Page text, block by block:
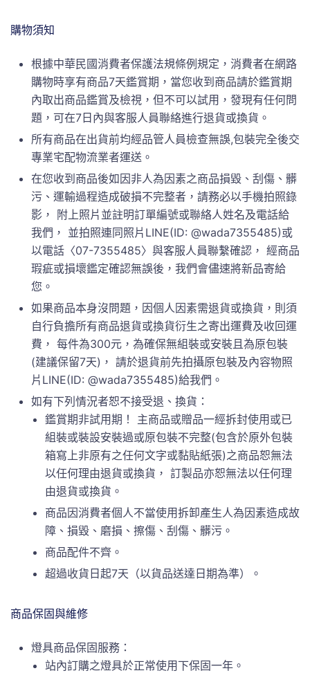
購物須知
根據中華民國消費者保護法規條例規定，消費者在網路
購物時享有商品7天鑑賞期，當您收到商品請於鑑賞期
內取出商品鑑賞及檢視，但不可以試用，發現有任何問
題，可在7日內與客服人員聯絡進行退貨或換貨。
所有商品在出貨前均經品管人員檢查無誤,包裝完全後交
專業宅配物流業者運送。
在您收到商品後如因非人為因素之商品損毀、刮傷、髒
污、運輸過程造成破損不完整者，請務必以手機拍照錄
影， 附上照片並註明訂單編號或聯絡人姓名及電話給
我們， 並拍照連同照片LINE(ID: @wada7355485)或
以電話〈07-7355485〉與客服人員聯繫確認， 經商品
瑕疵或損壞鑑定確認無誤後，我們會儘速將新品寄給
您。
如果商品本身沒問題，因個人因素需退貨或換貨，則須
自行負擔所有商品退貨或換貨衍生之寄出運費及收回運
費， 每件為300元，為確保無組裝或安裝且為原包裝
(建議保留7天)， 請於退貨前先拍攝原包裝及內容物照
片LINE(ID: @wada7355485)給我們。
如有下列情況者恕不接受退、換貨：
鑑賞期非試用期！ 主商品或贈品一經拆封使用或已
組裝或裝設安裝過或原包裝不完整(包含於原外包裝
箱寫上非原有之任何文字或黏貼紙張)之商品恕無法
以任何理由退貨或換貨， 訂製品亦恕無法以任何理
由退貨或換貨。
商品因消費者個人不當使用拆卸產生人為因素造成故
障、損毀、磨損、擦傷、刮傷、髒污。
商品配件不齊。
超過收貨日起7天（以貨品送達日期為準）。
商品保固與維修
燈具商品保固服務：
站內訂購之燈具於正常使用下保固一年。